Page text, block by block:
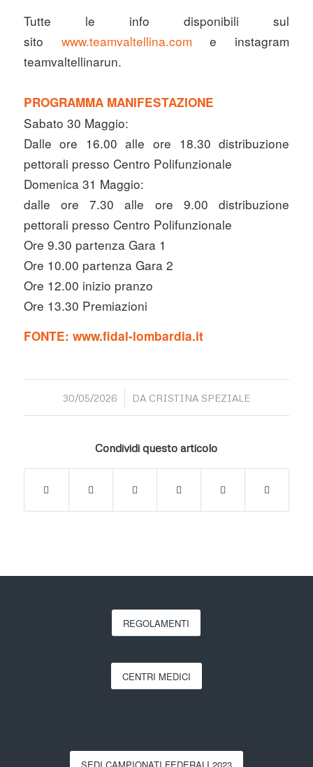
Tutte le info disponibili sul
sito www.teamvaltellina.come instagram
teamvaltellinarun.
PROGRAMMA MANIFESTAZIONE
Sabato 30 Maggio:
Dalle ore 16.00 alle ore 18.30 distribuzione
pettorali presso Centro Polifunzionale
Domenica 31 Maggio:
dalle ore 7.30 alle ore 9.00 distribuzione
pettorali presso Centro Polifunzionale
Ore 9.30 partenza Gara 1
Ore 10.00 partenza Gara 2
Ore 12.00 inizio pranzo
Ore 13.30 Premiazioni
FONTE: www.fidal-lombardia.it
30/05/2026
/ DA CRISTINA SPEZIALE
Condividi questo articolo
REGOLAMENTI
CENTRI MEDICI